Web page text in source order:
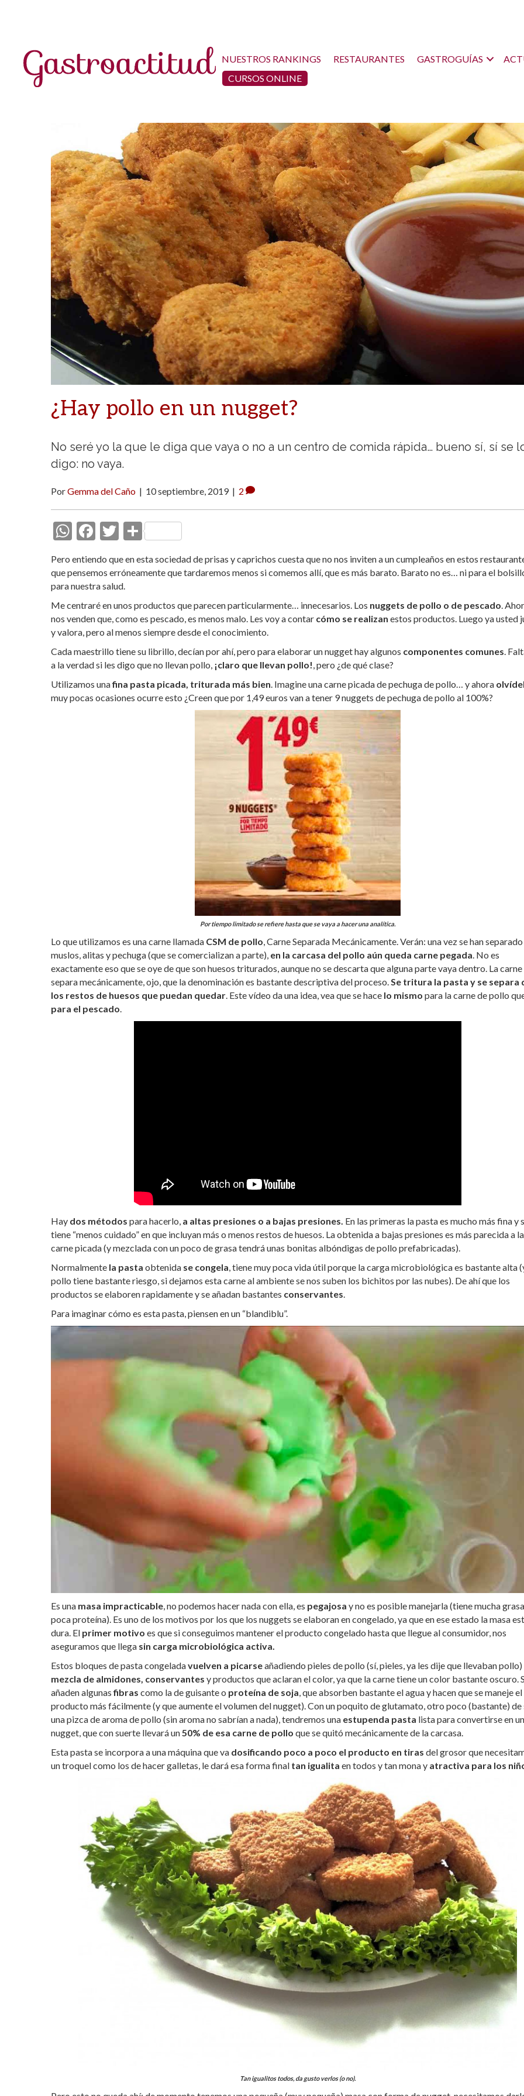
NUESTROS RANKINGS RESTAURANTES GASTROGUÍAS
CURSOS ONLINE
¿Hay pollo en un nugget?
No seré yo la que le diga que vaya o no a un centro de comida rápida… bueno sí, sí se
digo: no vaya.
PorGemma del Caño | 10 septiembre, 2019 | 2
W
at
s
A
p
p
F
e
b
o
o
k
T
itt
er
C
m
ar
ti
r
Pero entiendo que en esta sociedad de prisas y caprichos cuesta que no nos inviten a un cumpleaños en estos
que pensemos erróneamente que tardaremos menos si comemos allí, que es más barato. Barato no es… ni para el
para nuestra salud.
Me centraré en unos productos que parecen particularmente… innecesarios. Los nuggets de pollo o de pescado.
nos venden que, como es pescado, es menos malo. Les voy a contar cómo se realizan estos productos. Luego ya usted
y valora, pero al menos siempre desde el conocimiento.
Cada maestrillo tiene su librillo, decían por ahí, pero para elaborar un nugget hay algunos componentes comunes.
a la verdad si les digo que no llevan pollo, ¡claro que llevan pollo!, pero ¿de qué clase?
Utilizamos unafina pasta picada, triturada más bien. Imagine una carne picada de pechuga de pollo… y ahora
muy pocas ocasiones ocurre esto ¿Creen que por 1,49 euros van a tener 9 nuggets de pechuga de pollo al 100%?
Por tiempo limitado se refiere hasta que se vaya a hacer una analítica.
Lo que utilizamos es una carne llamada CSM de pollo, Carne Separada Mecánicamente. Verán: una vez se han
muslos, alitas y pechuga (que se comercializan a parte), en la carcasa del pollo aún queda carne pegada. No es
exactamente eso que se oye de que son huesos triturados, aunque no se descarta que alguna parte vaya dentro. La carne
separa mecánicamente, ojo, que la denominación es bastante descriptiva del proceso.Se tritura la pasta y se separa
los restos de huesos que puedan quedar. Este vídeo da una idea, vea que se hace lo mismo para la carne de pollo
para el pescado.
Hay dos métodos para hacerlo, a altas presiones o a bajas presiones. En las primeras la pasta es mucho más fina y
tiene “menos cuidado” en que incluyan más o menos restos de huesos. La obtenida a bajas presiones es más parecida a la
carne picada (y mezclada con un poco de grasa tendrá unas bonitas albóndigas de pollo prefabricadas).
Normalmente la pasta obtenida se congela, tiene muy poca vida útil porque la carga microbiológica es bastante alta
pollo tiene bastante riesgo, si dejamos esta carne al ambiente se nos suben los bichitos por las nubes). De ahí que los
productos se elaboren rapidamente y se añadan bastantes conservantes.
Para imaginar cómo es esta pasta, piensen en un “blandiblu”.
Es una masa impracticable, no podemos hacer nada con ella, es pegajosa y no es posible manejarla (tiene mucha
poca proteína). Es uno de los motivos por los que los nuggets se elaboran en congelado, ya que en ese estado la masa
dura. El primer motivo es que si conseguimos mantener el producto congelado hasta que llegue al consumidor, nos
aseguramos que llega sin carga microbiológica activa.
Estos bloques de pasta congeladavuelven a picarseañadiendo pieles de pollo (sí, pieles, ya les dije que llevaban pollo)
mezcla de almidones, conservantes y productos que aclaran el color, ya que la carne tiene un color bastante oscuro.
añaden algunasfibras como la de guisante o proteína de soja, que absorben bastante el agua y hacen que se maneje el
producto más fácilmente (y que aumente el volumen del nugget). Con un poquito de glutamato, otro poco (bastante) de
una pizca de aroma de pollo (sin aroma no sabrían a nada), tendremos una estupenda pasta lista para convertirse en
nugget, que con suerte llevará un50% de esa carne de pollo que se quitó mecánicamente de la carcasa.
Esta pasta se incorpora a una máquina que va dosificando poco a poco el producto en tiras del grosor que
un troquel como los de hacer galletas, le dará esa forma final tan igualita en todos y tan mona y atractiva para los
Tan igualitos todos, da gusto verlos (o no).